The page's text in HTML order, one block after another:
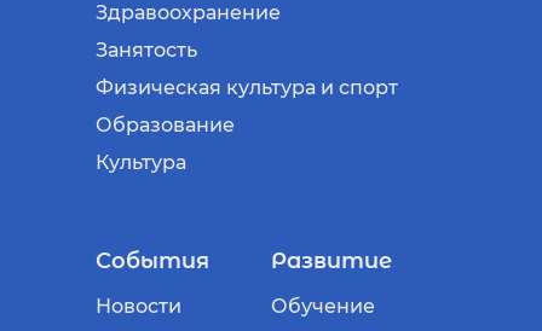
Здравоохранение
Занятость
Физическая культура и спорт
Образование
Культура
События
Новости
Развитие
Обучение